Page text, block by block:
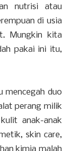
nutrisi atau
di usia
Mungkin kita
pakai ini itu,
mencegah duo
perang milik
anak-anak
skin care,